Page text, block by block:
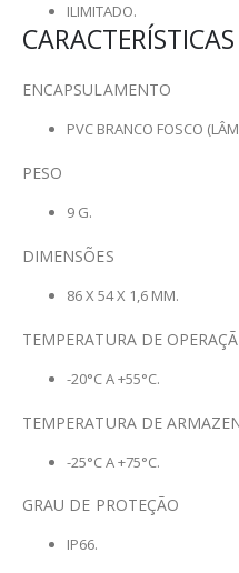
ILIMITADO.
ENCAPSULAMENTO
PVC BRANCO FOSCO
PESO
9 G.
DIMENSÕES
86 X 54 X 1,6 MM.
TEMPERATURA DE
-20°C A +55°C.
TEMPERATURA DE
-25°C A +75°C.
GRAU DE PROTEÇÃO
IP66.